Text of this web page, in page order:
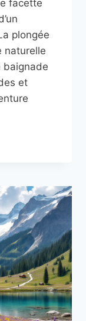
facette
plongée
naturelle
baignade
et